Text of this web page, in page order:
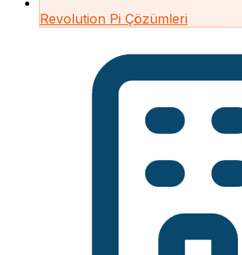
Revolution Pi Çözümleri